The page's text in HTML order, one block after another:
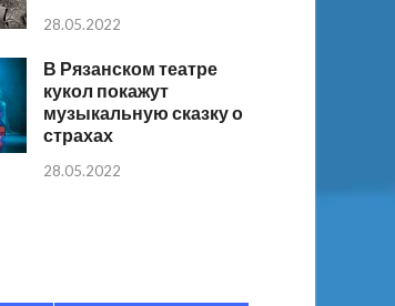
28.05.2022
В Рязанском театре
кукол покажут
музыкальную сказку о
страхах
28.05.2022